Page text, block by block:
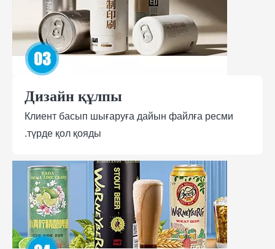
Дизайн құлпы
Клиент басып шығаруға дайын файлға ресми
түрде қол қояды.